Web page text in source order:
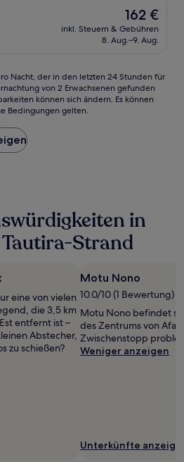
Der
Preis
beträgt
162 €
inkl. Steuern & Gebühren
8. Aug.–9. Aug.
Nacht, der in den letzten 24 Stunden für
von 2 Erwachsenen gefunden
können sich ändern. Es können
Bedingungen gelten.
in
Strand
eine von vielen
die 3,5 km
entfernt ist –
Abstecher,
zu schießen?
Motu Nono
10.0/10 (1 Bewertung)
Motu Nono befindet
des Zentrums von
Zwischenstopp
Weniger anzeigen
Unterkünfte